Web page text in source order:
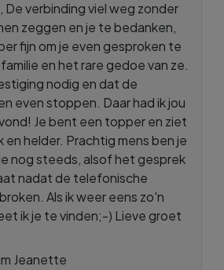
verbinding viel weg zonder
zeggen en je te bedanken,
fijn om je even gesproken te
en het rare gedoe van ze.
nodig en dat de
even stoppen. Daar had ik jou
Je bent een topper en ziet
en helder. Prachtig mens ben je
nog steeds, alsof het gesprek
nadat de telefonische
Als ik weer eens zo'n
ik je te vinden;-) Lieve groet
Jeanette